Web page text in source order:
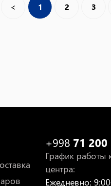
< 1 2 3
+998 71 200
График работы
центра:
Ежедневно: